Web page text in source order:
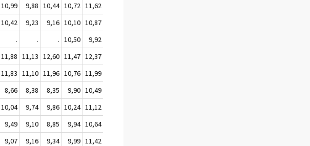
10,99 9,88 10,44 10,72 11,62
10,42 9,23 9,16 10,10 10,87
. . . 10,50
9,92
11,88 11,13 12,60 11,47 12,37
11,83 11,10 11,96 10,76 11,99
8,66 8,38 8,35 9,90 10,49
10,04 9,74 9,86 10,24 11,12
9,49 9,10 8,85 9,94 10,64
9,07 9,16 9,34 9,99 11,42